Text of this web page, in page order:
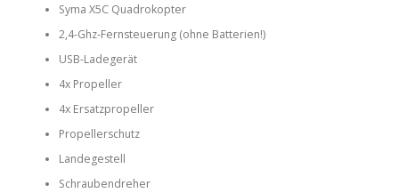
Syma X5C Quadrokopter
2,4-Ghz-Fernsteuerung (ohne Batterien!)
USB-Ladegerät
4x Propeller
4x Ersatzpropeller
Propellerschutz
Landegestell
Schraubendreher